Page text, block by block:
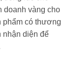
doanh vàng cho
phẩm có thương
nhận diện để